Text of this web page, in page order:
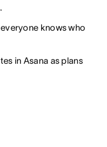
knows who
in Asana as plans